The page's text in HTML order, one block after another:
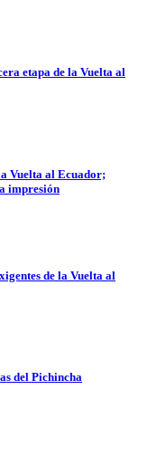
etapa de la Vuelta al
Vuelta al Ecuador;
impresión
de la Vuelta al
del Pichincha